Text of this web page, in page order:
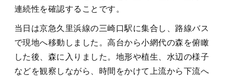
連続性を確認することです。
当日は京急久里浜線の三崎口駅に集合し、路線バス
で現地へ移動しました。高台から小網代の森を俯瞰
した後、森に入りました。地形や植生、水辺の様子
などを観察しながら、時間をかけて上流から下流へ